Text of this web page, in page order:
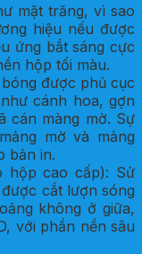
mặt trăng, vì sao
hiệu nếu được
ứng bắt sáng cực
hộp tối màu.
được phủ cục
cánh hoa, gợn
cán màng mờ. Sự
mờ và mảng
bản in.
hộp cao cấp): Sử
cắt lượn sóng
không ở giữa,
với phần nền sâu